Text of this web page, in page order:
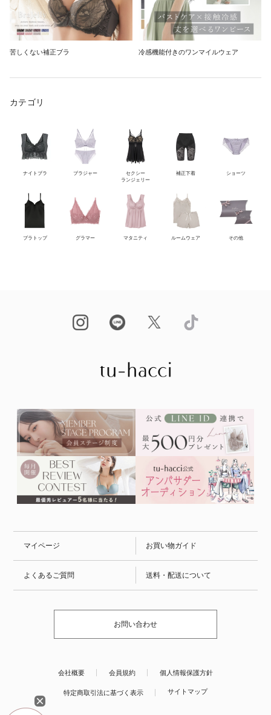
苦しくない補正ブラ 冷感機能付きのワンマイルウェア
カテゴリ
ナイトブラ ブラジャー
セクシー
ランジェリー
補正下着 ショーツ
ブラトップ グラマー マタニティ ルームウェア その他
マイページ お買い物ガイド
よくあるご質問 送料・配送について
お問い合わせ
会社概要 会員規約 個人情報保護方針
特定商取引法に基づく表示 サイトマップ